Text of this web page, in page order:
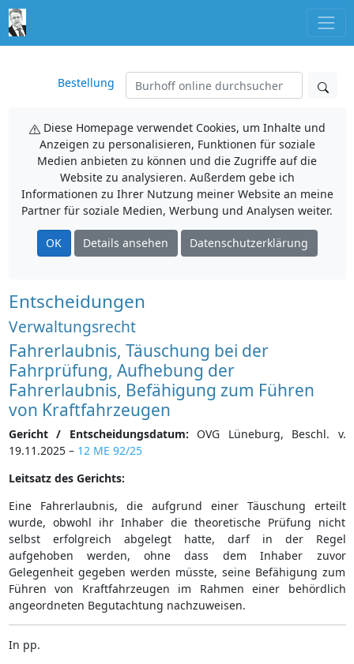
Bestellung
Diese Homepage verwendet Cookies, um Inhalte und
Anzeigen zu personalisieren, Funktionen für soziale
Medien anbieten zu können und die Zugriffe auf die
Website zu analysieren. Außerdem gebe ich
Informationen zu Ihrer Nutzung meiner Website an meine
Partner für soziale Medien, Werbung und Analysen weiter.
OK Details ansehen Datenschutzerklärung
Entscheidungen
Verwaltungsrecht
Fahrerlaubnis, Täuschung bei der
Fahrprüfung, Aufhebung der
Fahrerlaubnis, Befähigung zum Führen
von Kraftfahrzeugen
Gericht / Entscheidungsdatum: OVG Lüneburg, Beschl. v.
19.11.2025 – 12 ME 92/25
Leitsatz des Gerichts:
Eine Fahrerlaubnis, die aufgrund einer Täuschung erteilt
wurde, obwohl ihr Inhaber die theoretische Prüfung nicht
selbst erfolgreich abgelegt hatte, darf in der Regel
aufgehoben werden, ohne dass dem Inhaber zuvor
Gelegenheit gegeben werden müsste, seine Befähigung zum
Führen von Kraftfahrzeugen im Rahmen einer behördlich
angeordneten Begutachtung nachzuweisen.
In pp.